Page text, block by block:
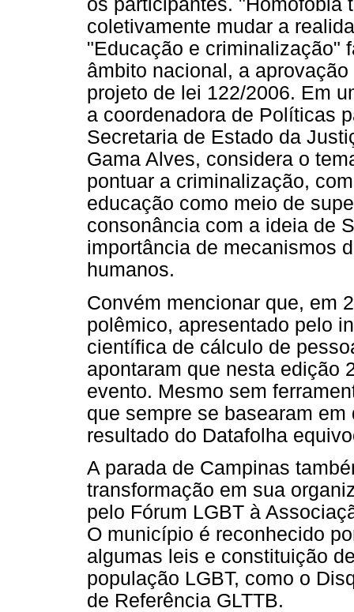
os participantes. "Homofobia
coletivamente mudar a
"Educação e criminalização"
âmbito nacional, a
projeto de lei 122/2006. Em
a coordenadora de Políticas
Secretaria de Estado da
Gama Alves, considera o
pontuar a criminalização,
educação como meio de
consonância com a ideia de
importância de mecanismos
humanos.
Convém mencionar que, em
polêmico, apresentado pelo
científica de cálculo de
apontaram que nesta edição
evento. Mesmo sem
que sempre se basearam
resultado do Datafolha
A parada de Campinas
transformação em sua
pelo Fórum LGBT à
O município é reconhecido
algumas leis e constituição
população LGBT, como o
de Referência GLTTB.